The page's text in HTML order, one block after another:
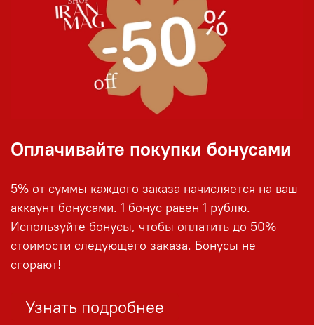
Оплачивайте покупки бонусами
5% от суммы каждого заказа начисляется на ваш
аккаунт бонусами. 1 бонус равен 1 рублю.
Используйте бонусы, чтобы оплатить до 50%
стоимости следующего заказа. Бонусы не
сгорают!
Узнать подробнее